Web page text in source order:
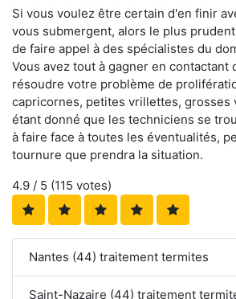
Si vous voulez être certain d'en finir
vous submergent, alors le plus
de faire appel à des spécialistes du
Vous avez tout à gagner en contactant
résoudre votre problème de
capricornes, petites vrillettes, grosses
étant donné que les techniciens se
à faire face à toutes les éventualités,
tournure que prendra la situation.
4.9 / 5 (115 votes)
Nantes (44) traitement termites
Saint-Nazaire (44) traitement